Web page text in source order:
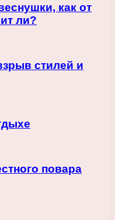
как от
ли?
стилей и
повара